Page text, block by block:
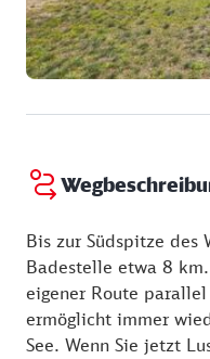
Bis zur Südspitze des
Badestelle etwa 8
eigener Route
ermöglicht immer
See. Wenn Sie jetzt